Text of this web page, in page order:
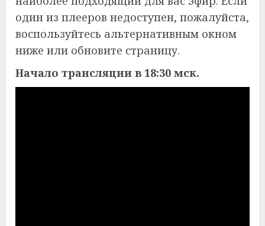
один из плееров недоступен, пожалуйста,
воспользуйтесь альтернативным окном
ниже или обновите страницу.
Начало трансляции в 18:30 мск.